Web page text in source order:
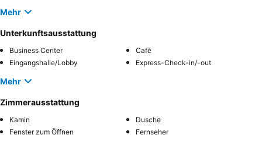
Mehr
Unterkunftsausstattung
Business Center
Café
Eingangshalle/Lobby
Express-Check-in/-out
Mehr
Zimmerausstattung
Kamin
Dusche
Fenster zum Öffnen
Fernseher